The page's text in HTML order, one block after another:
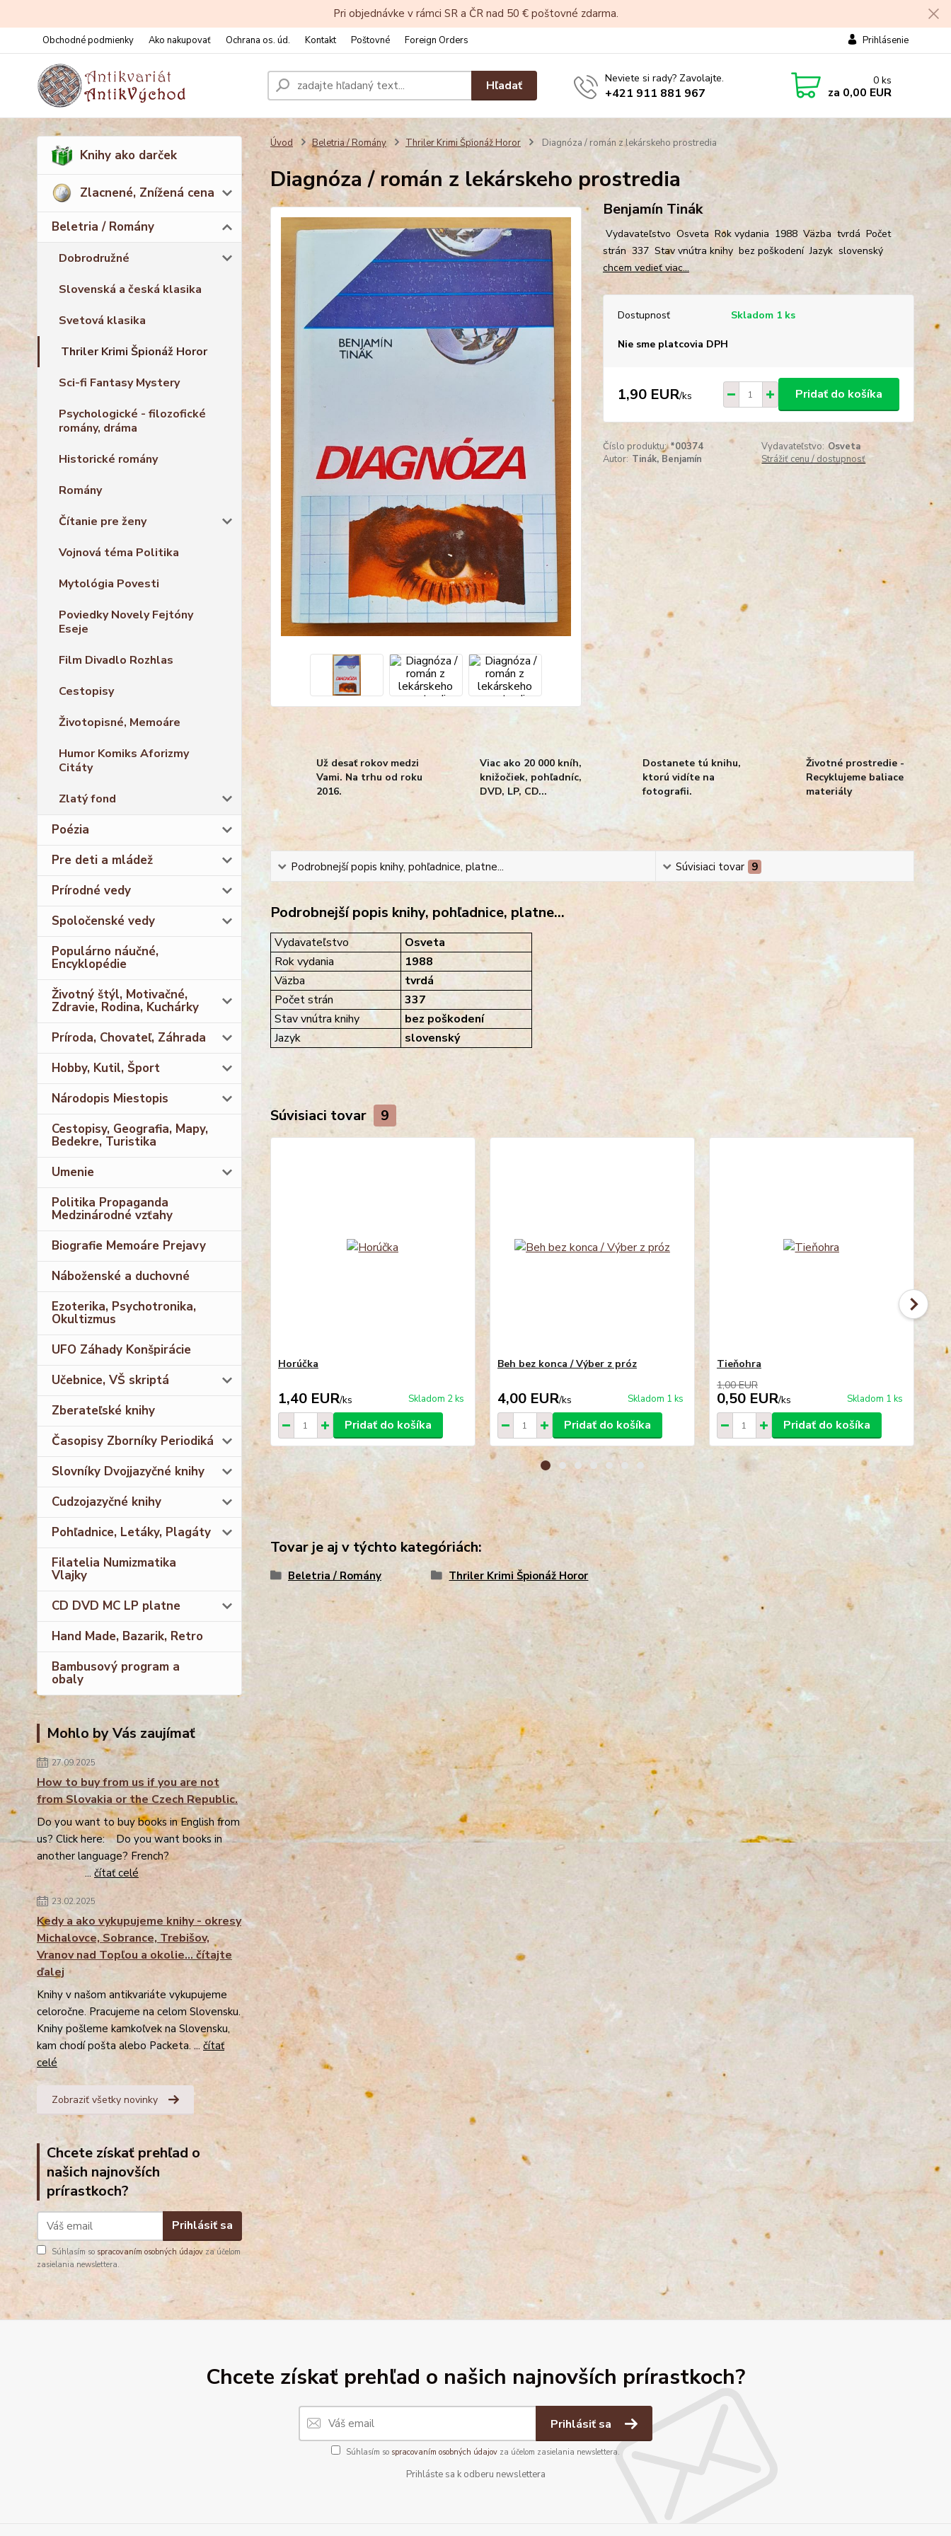
Pri objednávke v rámci SR a ČR nad 50 € poštovné zdarma.
Obchodné podmienky Ako nakupovať Ochrana os. úd. Kontakt Poštovné Foreign Orders Prihlásenie
Hľadať Neviete si rady? Zavolajte.
+421 911 881 967
0 ks
za 0,00 EUR
Knihy ako darček
Zlacnené, Znížená cena
Beletria / Romány
Dobrodružné
Slovenská a česká klasika
Svetová klasika
Thriler Krimi Špionáž Horor
Sci-fi Fantasy Mystery
Psychologické - filozofické
romány, dráma
Historické romány
Romány
Čítanie pre ženy
Vojnová téma Politika
Mytológia Povesti
Poviedky Novely Fejtóny
Eseje
Film Divadlo Rozhlas
Cestopisy
Životopisné, Memoáre
Humor Komiks Aforizmy
Citáty
Zlatý fond
Poézia
Pre deti a mládež
Prírodné vedy
Spoločenské vedy
Populárno náučné,
Encyklopédie
Životný štýl, Motivačné,
Zdravie, Rodina, Kuchárky
Príroda, Chovateľ, Záhrada
Hobby, Kutil, Šport
Národopis Miestopis
Cestopisy, Geografia, Mapy,
Bedekre, Turistika
Umenie
Politika Propaganda
Medzinárodné vzťahy
Biografie Memoáre Prejavy
Náboženské a duchovné
Ezoterika, Psychotronika,
Okultizmus
UFO Záhady Konšpirácie
Učebnice, VŠ skriptá
Zberateľské knihy
Časopisy Zborníky Periodiká
Slovníky Dvojjazyčné knihy
Cudzojazyčné knihy
Pohľadnice, Letáky, Plagáty
Filatelia Numizmatika
Vlajky
CD DVD MC LP platne
Hand Made, Bazarik, Retro
Bambusový program a
obaly
Mohlo by Vás zaujímať
27.09.2025
How to buy from us if you are not
from Slovakia or the Czech Republic.
Do you want to buy books in English from
us? Click here: Do you want books in
another language? French?
... čítať celé
23.02.2025
Kedy a ako vykupujeme knihy - okresy
Michalovce, Sobrance, Trebišov,
Vranov nad Topľou a okolie... čítajte
ďalej
Knihy v našom antikvariáte vykupujeme
celoročne. Pracujeme na celom Slovensku.
Knihy pošleme kamkoľvek na Slovensku,
kam chodí pošta alebo Packeta. ... čítať
celé
Zobraziť všetky novinky
Chcete získať prehľad o
našich najnovších
prírastkoch?
Prihlásiť sa
Súhlasím so spracovaním osobných údajov za účelom
zasielania newslettera.
Úvod Beletria / Romány Thriler Krimi Špionáž Horor Diagnóza / román z lekárskeho prostredia
Diagnóza / román z lekárskeho prostredia
Benjamín Tinák
Vydavateľstvo Osveta Rok vydania 1988 Väzba tvrdá Počet
strán 337 Stav vnútra knihy bez poškodení Jazyk slovenský
chcem vedieť viac...
Dostupnosť Skladom 1 ks
Nie sme platcovia DPH
1,90 EUR/ks Pridať do košíka
Číslo produktu: *00374 Vydavateľstvo: Osveta
Autor: Tinák, Benjamín Strážiť cenu / dostupnosť
Už desať rokov medzi
Vami. Na trhu od roku
2016.
Viac ako 20 000 kníh,
knižočiek, pohľadníc,
DVD, LP, CD...
Dostanete tú knihu,
ktorú vidíte na
fotografii.
Životné prostredie -
Recyklujeme baliace
materiály
Podrobnejší popis knihy, pohľadnice, platne... Súvisiaci tovar 9
Podrobnejší popis knihy, pohľadnice, platne...
Vydavateľstvo
Osveta
Rok vydania
1988
Väzba
tvrdá
Počet strán
337
Stav vnútra knihy
bez poškodení
Jazyk
slovenský
Súvisiaci tovar 9
Horúčka
1,40 EUR/ks Skladom 2 ks
Pridať do košíka
Beh bez konca / Výber z próz
4,00 EUR/ks Skladom 1 ks
Pridať do košíka
Tieňohra
1,00 EUR
0,50 EUR/ks Skladom 1 ks
Pridať do košíka
Tovar je aj v týchto kategóriách:
Beletria / Romány Thriler Krimi Špionáž Horor
Chcete získať prehľad o našich najnovších prírastkoch?
Prihlásiť sa
Súhlasím so spracovaním osobných údajov za účelom zasielania newslettera.
Prihláste sa k odberu newslettera